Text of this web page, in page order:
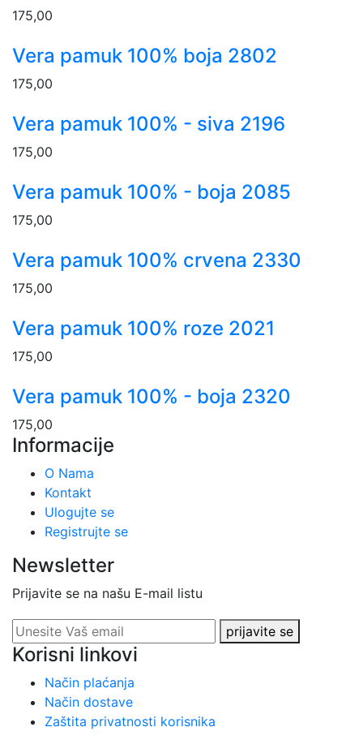
175,00
Vera pamuk 100% boja 2802
175,00
Vera pamuk 100% - siva 2196
175,00
Vera pamuk 100% - boja 2085
175,00
Vera pamuk 100% crvena 2330
175,00
Vera pamuk 100% roze 2021
175,00
Vera pamuk 100% - boja 2320
175,00
Informacije
O Nama
Kontakt
Ulogujte se
Registrujte se
Newsletter
Prijavite se na našu E-mail listu
prijavite se
Korisni linkovi
Način plaćanja
Način dostave
Zaštita privatnosti korisnika